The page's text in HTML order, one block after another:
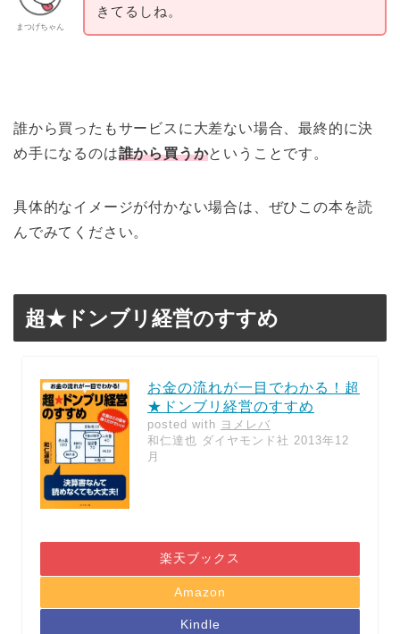
まつげちゃん
きてるしね。
誰から買ったもサービスに大差ない場合、最終的に決
め手になるのは誰から買うかということです。
具体的なイメージが付かない場合は、ぜひこの本を読
んでみてください。
超★ドンブリ経営のすすめ
お金の流れが一目でわかる！超
★ドンブリ経営のすすめ
posted with ヨメレバ
和仁達也 ダイヤモンド社 2013年12
月
楽天ブックス
Amazon
Kindle